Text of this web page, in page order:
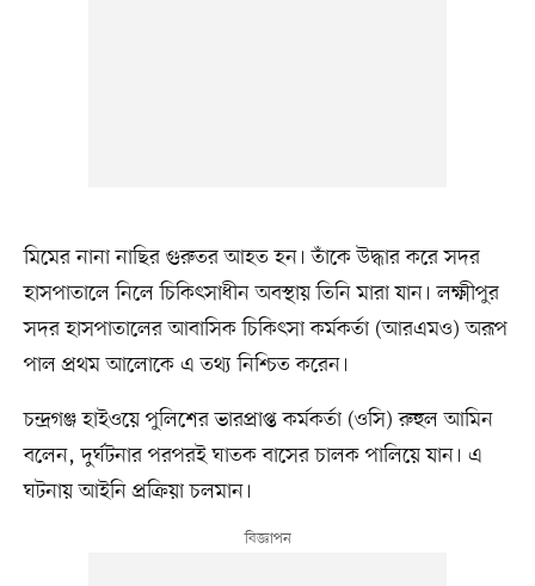
মিমের নানা নাছির গুরুতর আহত হন। তাঁকে উদ্ধার করে সদর
হাসপাতালে নিলে চিকিৎসাধীন অবস্থায় তিনি মারা যান। লক্ষ্মীপুর
সদর হাসপাতালের আবাসিক চিকিৎসা কর্মকর্তা (আরএমও) অরূপ
পাল প্রথম আলোকে এ তথ্য নিশ্চিত করেন।
চন্দ্রগঞ্জ হাইওয়ে পুলিশের ভারপ্রাপ্ত কর্মকর্তা (ওসি) রুহুল আমিন
বলেন, দুর্ঘটনার পরপরই ঘাতক বাসের চালক পালিয়ে যান। এ
ঘটনায় আইনি প্রক্রিয়া চলমান।